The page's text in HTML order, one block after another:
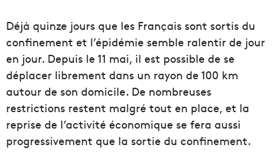
Déjà quinze jours que les Français sont sortis du
confinement et l’épidémie semble ralentir de jour
en jour. Depuis le 11 mai, il est possible de se
déplacer librement dans un rayon de 100 km
autour de son domicile. De nombreuses
restrictions restent malgré tout en place, et la
reprise de l’activité économique se fera aussi
progressivement que la sortie du confinement.